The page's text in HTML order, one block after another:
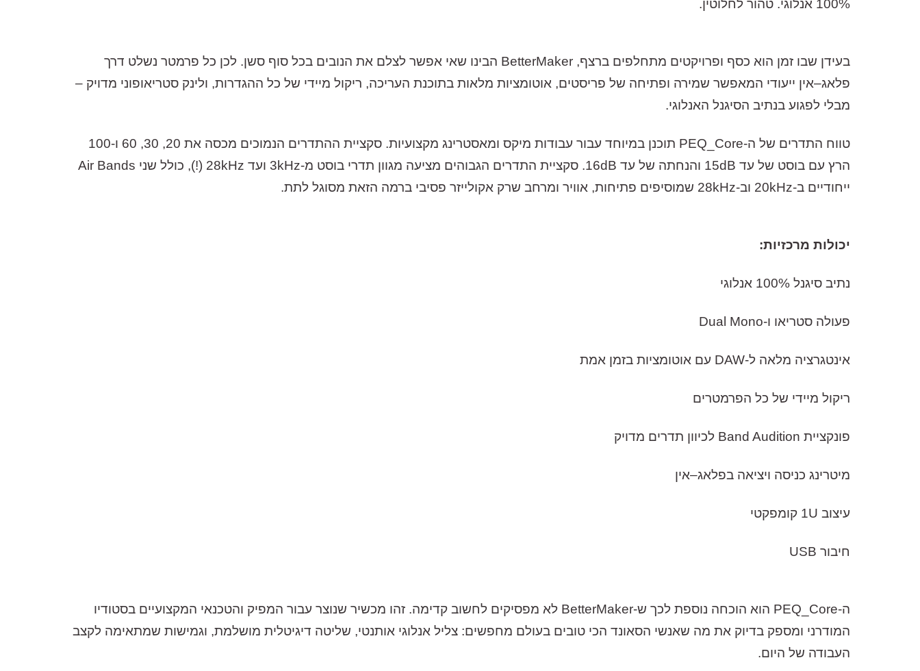
100% אנלוגי. טהור לחלוטין.
בעידן שבו זמן הוא כסף ופרויקטים מתחלפים ברצף, BetterMaker הבינו שאי אפשר לצלם את הנובים בכל סוף סשן. לכן כל פרמטר נשלט דרך
פלאג–אין ייעודי המאפשר שמירה ופתיחה של פריסטים, אוטומציות מלאות בתוכנת העריכה, ריקול מיידי של כל ההגדרות, ולינק סטריאופוני מדויק –
מבלי לפגוע בנתיב הסיגנל האנלוגי.
טווח התדרים של ה-PEQ_Core תוכנן במיוחד עבור עבודות מיקס ומאסטרינג מקצועיות. סקציית ההתדרים הנמוכים מכסה את ו-100
הרץ עם בוסט של עד והנחתה של עד סקציית התדרים הגבוהים מציעה מגוון תדרי בוסט מ-3kHz ועד כולל שני
ייחודיים ב-20kHz וב-28kHz שמוסיפים פתיחות, אוויר ומרחב שרק אקולייזר פסיבי ברמה הזאת מסוגל לתת.
יכולות מרכזיות:
נתיב סיגנל אנלוגי
פעולה סטריאו ו-Dual Mono
אינטגרציה מלאה ל-DAW עם אוטומציות בזמן אמת
ריקול מיידי של כל הפרמטרים
פונקציית לכיוון תדרים מדויק
מיטרינג כניסה ויציאה בפלאג–אין
עיצוב קומפקטי
חיבור
ה-PEQ_Core הוא הוכחה נוספת לכך ש-BetterMaker לא מפסיקים לחשוב קדימה. זהו מכשיר שנוצר עבור המפיק והטכנאי המקצועיים בסטודיו
המודרני ומספק בדיוק את מה שאנשי הסאונד הכי טובים בעולם מחפשים: צליל אנלוגי אותנטי, שליטה דיגיטלית מושלמת, וגמישות שמתאימה לקצב
העבודה של היום.